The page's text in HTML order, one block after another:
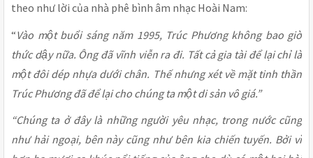
theo như lời của nhà phê bình âm nhạc Hoài Nam:
“Vào một buổi sáng năm 1995, Trúc Phương không bao giờ
thức dậy nữa. Ông đã vĩnh viễn ra đi. Tất cả gia tài để lại chỉ là
một đôi dép nhựa dưới chân. Thế nhưng xét về mặt tinh thần
Trúc Phương đã để lại cho chúng ta một di sản vô giá.”
“Chúng ta ở đây là những người yêu nhạc, trong nước cũng
như hải ngoại, bên này cũng như bên kia chiến tuyến. Bởi vì